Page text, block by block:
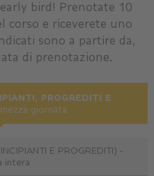
bird! Prenotate 10
corso e riceverete uno
sono a partire da,
di prenotazione.
PROGREDITI E
giornata
E PROGREDITI) -
intera